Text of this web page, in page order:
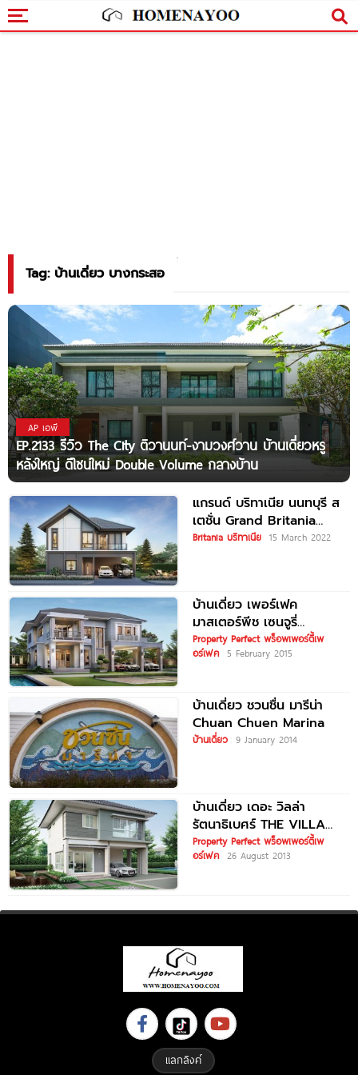
Tag: บ้านเดี่ยว บางกระสอ
AP เอพี
EP.2133 รีวิว The City ติวานนท์-งามวงศ์วาน บ้านเดี่ยวหรู
หลังใหญ่ ดีไซน์ใหม่ Double Volume กลางบ้าน
แกรนด์ บริทาเนีย นนทบุรี ส
เตชั่น Grand Britania
Nonthaburi Station บ้าน
Britania บริทาเนีย 15 March 2022
บ้านเดี่ยว เพอร์เฟค
มาสเตอร์พีช เซนจูรี่
รัตนาธิเบศร์ Perfect
Masterpiece Century
Property Perfect พร็อพเพอร์ตี้เพ
อร์เฟค 5 February 2015
บ้านเดี่ยว ชวนชื่น มารีน่า
Chuan Chuen Marina
บ้านเดี่ยว 9 January 2014
บ้านเดี่ยว เดอะ วิลล่า
รัตนาธิเบศร์ THE VILLA
RATTANATHIBET
Property Perfect พร็อพเพอร์ตี้เพ
อร์เฟค 26 August 2013
แลกลิงค์